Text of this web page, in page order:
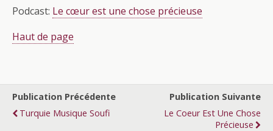
Podcast: Le cœur est une chose précieuse
Haut de page
Publication Précédente
Turquie Musique Soufi
Publication Suivante
Le Coeur Est Une Chose
Précieuse